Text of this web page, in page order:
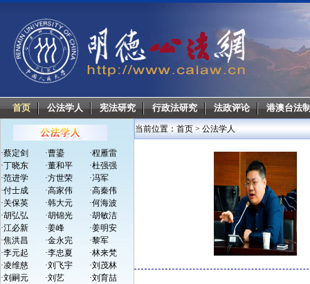
首页 公法学人 宪法研究 行政法研究 法政评论 港澳台法
·蔡定剑 ·曹鎏 ·程雁雷
·丁晓东 ·董和平 ·杜强强
·范进学 ·方世荣 ·冯军
·付士成 ·高家伟 ·高秦伟
·关保英 ·韩大元 ·何海波
·胡弘弘 ·胡锦光 ·胡敏洁
·江必新 ·姜峰 ·姜明安
·焦洪昌 ·金永完 ·黎军
·李元起 ·李忠夏 ·林来梵
·凌维慈 ·刘飞宇 ·刘茂林
·刘嗣元 ·刘艺 ·刘育喆
当前位置： 首页 > 公法学人